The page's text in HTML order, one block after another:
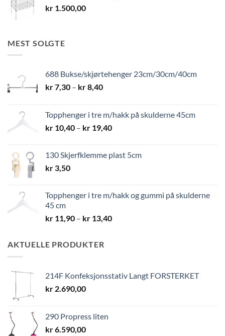
kr 1.500,00
MEST SOLGTE
688 Bukse/skjørtehenger 23cm/30cm/40cm
kr7,30 – kr8,40Prisområde:
kr 8,40
Topphenger i tre m/hakk på skulderne 45cm
kr 10,40 – kr 19,40Prisområde:
kr 19,40
130 Skjerfklemme plast 5cm
kr 3,50
Topphenger i tre m/hakk og gummi på skulderne
45 cm
kr 11,90 – kr 13,40Prisområde:
AKTUELLE PRODUKTER
214F Konfeksjonsstativ Langt FORSTERKET
kr 2.690,00
290 Propress liten
kr6.590,00